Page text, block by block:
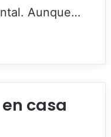
Aunque…
casa